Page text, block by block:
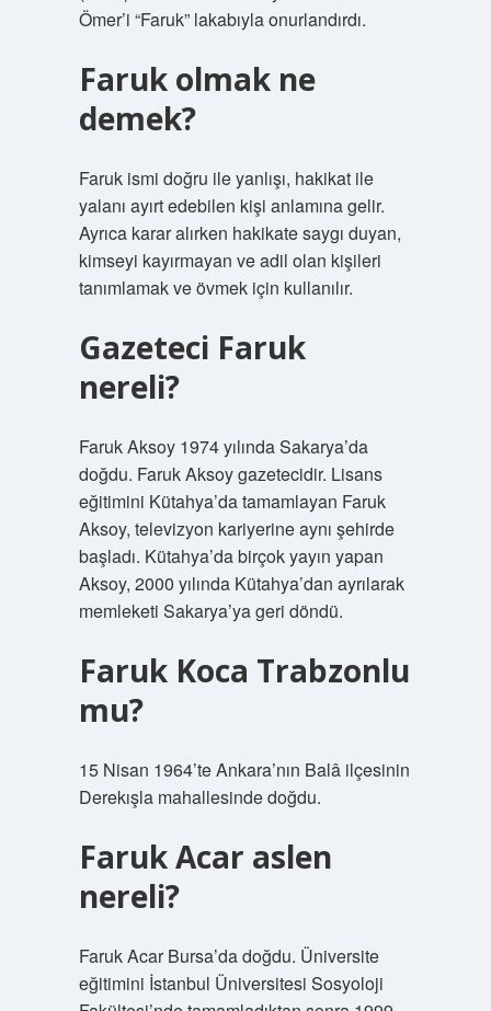
Ömer’i “Faruk” lakabıyla onurlandırdı.
Faruk olmak ne
demek?
Faruk ismi doğru ile yanlışı, hakikat ile
yalanı ayırt edebilen kişi anlamına gelir.
Ayrıca karar alırken hakikate saygı duyan,
kimseyi kayırmayan ve adil olan kişileri
tanımlamak ve övmek için kullanılır.
Gazeteci Faruk
nereli?
Faruk Aksoy 1974 yılında Sakarya’da
doğdu. Faruk Aksoy gazetecidir. Lisans
eğitimini Kütahya’da tamamlayan Faruk
Aksoy, televizyon kariyerine aynı şehirde
başladı. Kütahya’da birçok yayın yapan
Aksoy, 2000 yılında Kütahya’dan ayrılarak
memleketi Sakarya’ya geri döndü.
Faruk Koca Trabzonlu
mu?
15 Nisan 1964’te Ankara’nın Balâ ilçesinin
Derekışla mahallesinde doğdu.
Faruk Acar aslen
nereli?
Faruk Acar Bursa’da doğdu. Üniversite
eğitimini İstanbul Üniversitesi Sosyoloji